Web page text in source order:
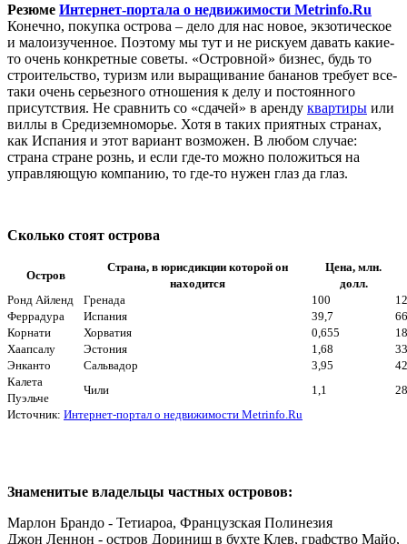
Резюме Интернет-портала о недвижимости Metrinfo.Ru
Конечно, покупка острова – дело для нас новое, экзотическое
и малоизученное. Поэтому мы тут и не рискуем давать какие-
то очень конкретные советы. «Островной» бизнес, будь то
строительство, туризм или выращивание бананов требует все-
таки очень серьезного отношения к делу и постоянного
присутствия. Не сравнить со «сдачей» в аренду квартиры или
виллы в Средиземноморье. Хотя в таких приятных странах,
как Испания и этот вариант возможен. В любом случае:
страна стране рознь, и если где-то можно положиться на
управляющую компанию, то где-то нужен глаз да глаз.
Сколько стоят острова
Остров
Страна, в юрисдикции которой он
находится
Цена, млн.
долл.
Ронд Айленд
Гренада 100
Феррадура
Испания 39,7
Корнати
Хорватия 0,655
Хаапсалу
Эстония 1,68
Энканто
Сальвадор 3,95
Калета
Пуэльче
Чили 1,1
Источник: Интернет-портал о недвижимости Metrinfo.Ru
Знаменитые владельцы частных островов:
Марлон Брандо - Teтиароа, Французская Полинезия
Джон Леннон - остров Дориниш в бухте Клев, графство Майо,